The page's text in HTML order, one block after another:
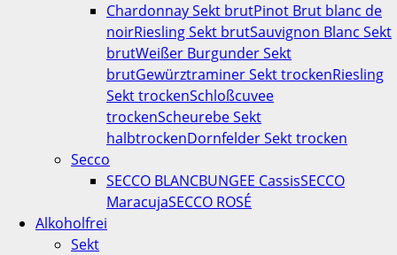
Chardonnay Sekt brutPinot Brut blanc de
noirRiesling Sekt brutSauvignon Blanc Sekt
brutWeißer Burgunder Sekt
brutGewürztraminer Sekt trockenRiesling
Sekt trockenSchloßcuvee
trockenScheurebe Sekt
halbtrockenDornfelder Sekt trocken
Secco
SECCO BLANCBUNGEE CassisSECCO
MaracujaSECCO ROSÉ
Alkoholfrei
Sekt